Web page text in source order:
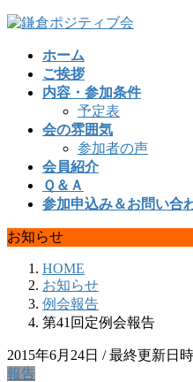
コ
ナ
ホーム
ご挨拶
内容・参加条件
予定表
会の雰囲気
参加者の声
会員紹介
Ｑ＆Ａ
参加申込み＆お問い合
お知らせ
HOME
お知らせ
例会報告
第41回定例会報告
2015年6月24日 / 最終更新日
報告